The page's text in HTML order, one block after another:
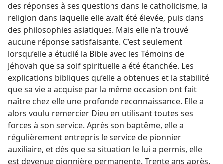
des réponses à ses questions dans le catholicisme, la
religion dans laquelle elle avait été élevée, puis dans
des philosophies asiatiques. Mais elle n’a trouvé
aucune réponse satisfaisante. C’est seulement
lorsqu’elle a étudié la Bible avec les Témoins de
Jéhovah que sa soif spirituelle a été étanchée. Les
explications bibliques qu’elle a obtenues et la stabilité
que sa vie a acquise par la même occasion ont fait
naître chez elle une profonde reconnaissance. Elle a
alors voulu remercier Dieu en utilisant toutes ses
forces à son service. Après son baptême, elle a
régulièrement entrepris le service de pionnier
auxiliaire, et dès que sa situation le lui a permis, elle
est devenue pionnière permanente. Trente ans après,